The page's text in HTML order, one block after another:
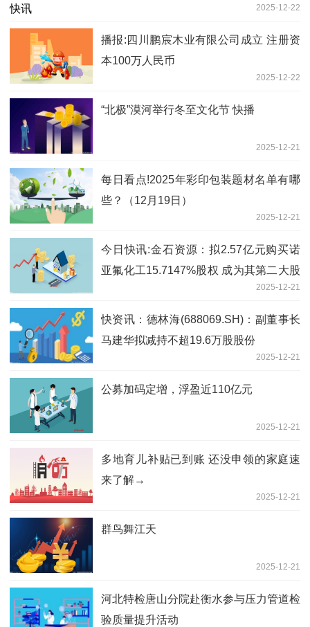
2025-12-22
播报:四川鹏宸木业有限公司成立 注册资
本100万人民币
2025-12-22
“北极”漠河举行冬至文化节 快播
2025-12-21
每日看点!2025年彩印包装题材名单有哪
些？（12月19日）
2025-12-21
今日快讯:金石资源：拟2.57亿元购买诺
亚氟化工15.7147%股权 成为其第二大股
2025-12-21
快资讯：德林海(688069.SH)：副董事长
马建华拟减持不超19.6万股股份
2025-12-21
公募加码定增，浮盈近110亿元
2025-12-21
多地育儿补贴已到账 还没申领的家庭速
来了解→
2025-12-21
群鸟舞江天
2025-12-21
河北特检唐山分院赴衡水参与压力管道检
验质量提升活动